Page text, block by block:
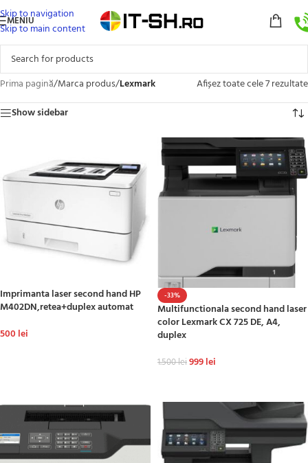
Skip to navigation
Skip to main content
MENIU
Prima pagină/Marca produs/Lexmark
Afișez toate cele 7 rezultate
Show sidebar
Imprimanta laser second hand HP
M402DN,retea+duplex automat
500 lei
-33%
Multifunctionala second hand laser
color Lexmark CX 725 DE, A4,
duplex
1.500lei999lei